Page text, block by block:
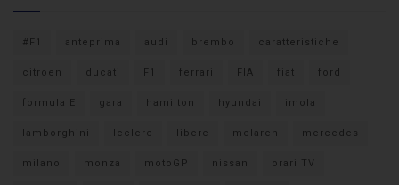
#F1 anteprima audi brembo caratteristiche
citroen ducati F1 ferrari FIA fiat ford
formula E gara hamilton hyundai imola
lamborghini leclerc libere mclaren mercedes
milano monza motoGP nissan orari TV